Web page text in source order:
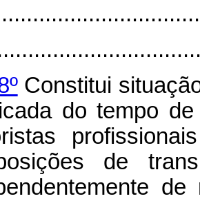
Constitui
do tempo
de